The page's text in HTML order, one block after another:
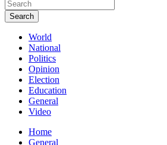
Search
World
National
Politics
Opinion
Election
Education
General
Video
Home
General